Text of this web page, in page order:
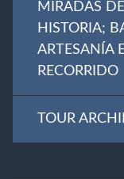
MIRADAS
HISTORIA;
ARTESANÍA
RECORRIDO
TOUR